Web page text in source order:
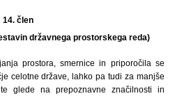
14. člen
državnega prostorskega reda)
prostora, smernice in priporočila se
celotne države, lahko pa tudi za manjše
glede na prepoznavne značilnosti in